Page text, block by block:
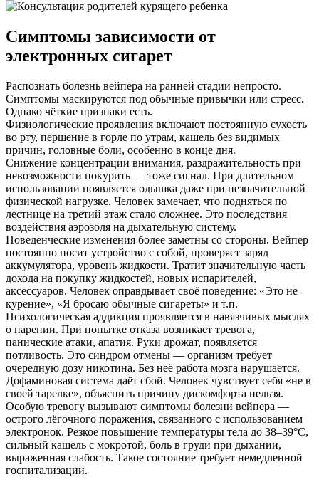
Симптомы зависимости от
электронных сигарет
Распознать болезнь вейпера на ранней стадии непросто.
Симптомы маскируются под обычные привычки или стресс.
Однако чёткие признаки есть.
Физиологические проявления включают постоянную сухость
во рту, першение в горле по утрам, кашель без видимых
причин, головные боли, особенно в конце дня.
Снижение концентрации внимания, раздражительность при
невозможности покурить — тоже сигнал. При длительном
использовании появляется одышка даже при незначительной
физической нагрузке. Человек замечает, что подняться по
лестнице на третий этаж стало сложнее. Это последствия
воздействия аэрозоля на дыхательную систему.
Поведенческие изменения более заметны со стороны. Вейпер
постоянно носит устройство с собой, проверяет заряд
аккумулятора, уровень жидкости. Тратит значительную часть
дохода на покупку жидкостей, новых испарителей,
аксессуаров. Человек оправдывает своё поведение: «Это не
курение», «Я бросаю обычные сигареты» и т.п.
Психологическая аддикция проявляется в навязчивых мыслях
о парении. При попытке отказа возникает тревога,
панические атаки, апатия. Руки дрожат, появляется
потливость. Это синдром отмены — организм требует
очередную дозу никотина. Без неё работа мозга нарушается.
Дофаминовая система даёт сбой. Человек чувствует себя «не в
своей тарелке», объяснить причину дискомфорта нельзя.
Особую тревогу вызывают симптомы болезни вейпера —
острого лёгочного поражения, связанного с использованием
электронок. Резкое повышение температуры тела до 38–39°C,
сильный кашель с мокротой, боль в груди при дыхании,
выраженная слабость. Такое состояние требует немедленной
госпитализации.